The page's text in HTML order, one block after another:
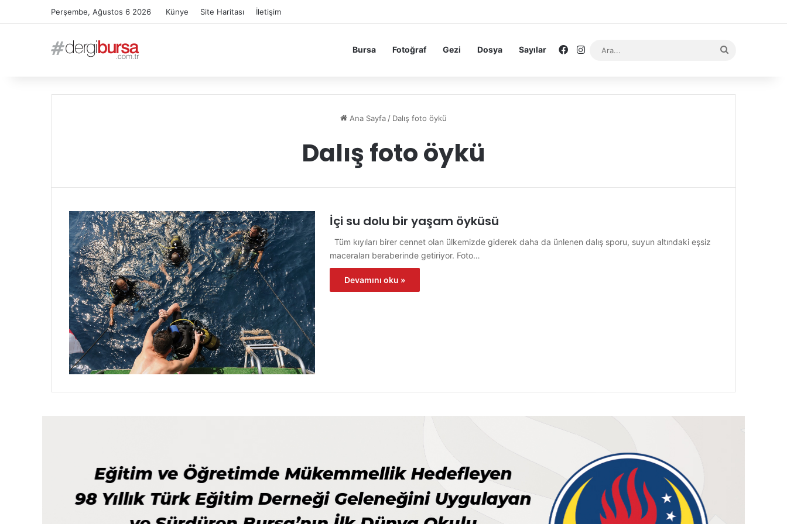
Perşembe, Ağustos 6 2026 Künye Site Haritası İletişim
Bursa Fotoğraf Gezi Dosya Sayılar Facebook
Instagram
Ana Sayfa / Dalış foto öykü
Dalış foto öykü
İçi su dolu bir yaşam öyküsü
Tüm kıyıları birer cennet olan ülkemizde giderek daha da ünlenen dalış sporu, suyun altındaki eşsiz
maceraları beraberinde getiriyor. Foto…
Devamını oku »